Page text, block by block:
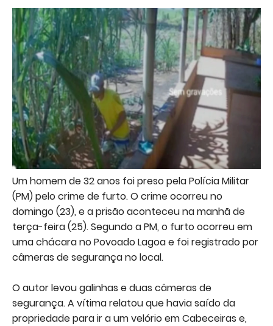
Um homem de 32 anos foi preso pela Polícia Militar
(PM) pelo crime de furto. O crime ocorreu no
domingo (23), e a prisão aconteceu na manhã de
terça-feira (25). Segundo a PM, o furto ocorreu em
uma chácara no Povoado Lagoa e foi registrado por
câmeras de segurança no local.
O autor levou galinhas e duas câmeras de
segurança. A vítima relatou que havia saído da
propriedade para ir a um velório em Cabeceiras e,